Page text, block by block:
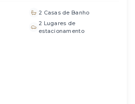
2 Casas de Banho
2 Lugares de
estacionamento